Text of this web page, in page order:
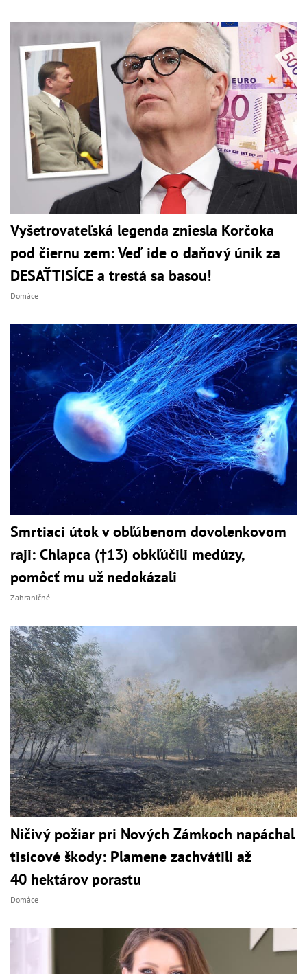
Vyšetrovateľská legenda zniesla Korčoka
pod čiernu zem: Veď ide o daňový únik za
DESAŤTISÍCE a trestá sa basou!
Domáce
Smrtiaci útok v obľúbenom dovolenkovom
raji: Chlapca (†13) obkľúčili medúzy,
pomôcť mu už nedokázali
Zahraničné
Ničivý požiar pri Nových Zámkoch napáchal
tisícové škody: Plamene zachvátili až
40 hektárov porastu
Domáce